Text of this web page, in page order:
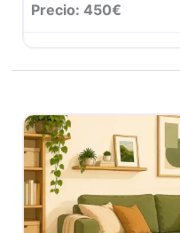
Precio: 450€